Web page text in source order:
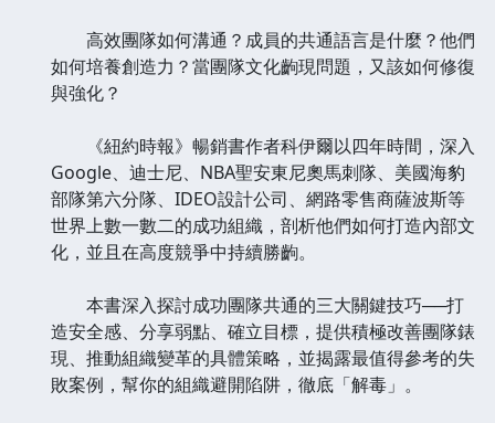
高效團隊如何溝通？成員的共通語言是什麼？他們
如何培養創造力？當團隊文化齣現問題，又該如何修復
與強化？
《紐約時報》暢銷書作者科伊爾以四年時間，深入
Google、迪士尼、NBA聖安東尼奧馬刺隊、美國海豹
部隊第六分隊、IDEO設計公司、網路零售商薩波斯等
世界上數一數二的成功組織，剖析他們如何打造內部文
化，並且在高度競爭中持續勝齣。
本書深入探討成功團隊共通的三大關鍵技巧──打
造安全感、分享弱點、確立目標，提供積極改善團隊錶
現、推動組織變革的具體策略，並揭露最值得參考的失
敗案例，幫你的組織避開陷阱，徹底「解毒」。